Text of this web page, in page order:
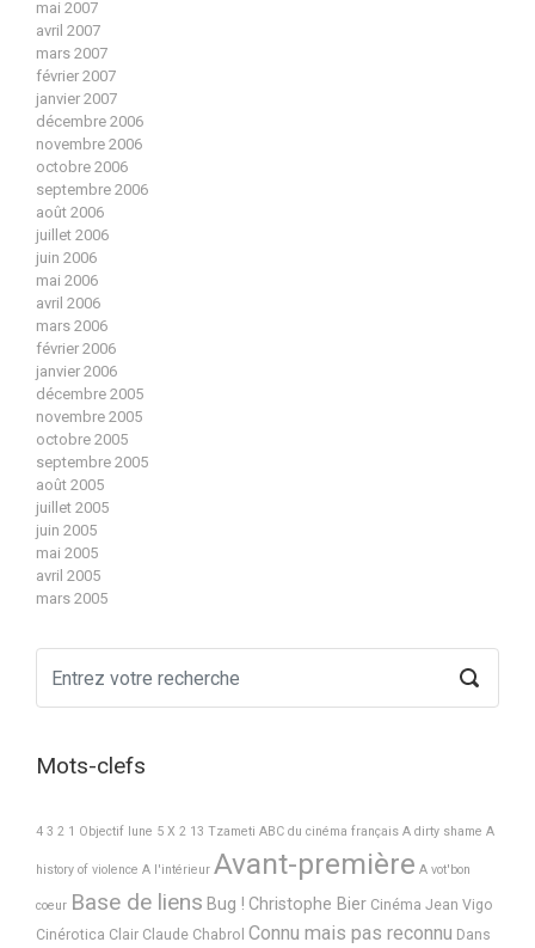
mai 2007
avril 2007
mars 2007
février 2007
janvier 2007
décembre 2006
novembre 2006
octobre 2006
septembre 2006
août 2006
juillet 2006
juin 2006
mai 2006
avril 2006
mars 2006
février 2006
janvier 2006
décembre 2005
novembre 2005
octobre 2005
septembre 2005
août 2005
juillet 2005
juin 2005
mai 2005
avril 2005
mars 2005
Mots-clefs
4 3 2 1 Objectif lune 5 X 2 13 Tzameti ABC du cinéma français A dirty shame A
history of violence A l'intérieur Avant-première A vot'bon
coeur Base de liens Bug ! Christophe Bier Cinéma Jean Vigo
Cinérotica Clair Claude Chabrol Connu mais pas reconnu Dans